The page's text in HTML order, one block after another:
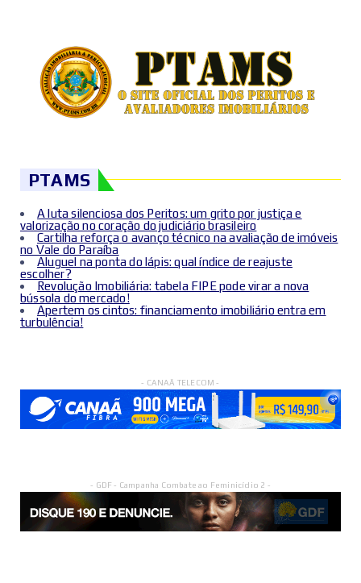
PTAMS
A luta silenciosa dos Peritos: um grito por justiça e
valorização no coração do judiciário brasileiro
Cartilha reforça o avanço técnico na avaliação de imóveis
no Vale do Paraíba
Aluguel na ponta do lápis: qual índice de reajuste
escolher?
Revolução Imobiliária: tabela FIPE pode virar a nova
bússola do mercado!
Apertem os cintos: financiamento imobiliário entra em
turbulência!
- CANAÃ TELECOM -
- GDF - Campanha Combate ao Feminicídio 2 -